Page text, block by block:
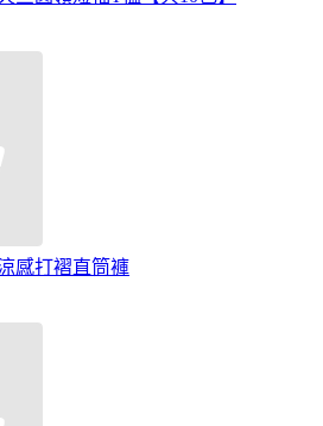
感打褶直筒褲